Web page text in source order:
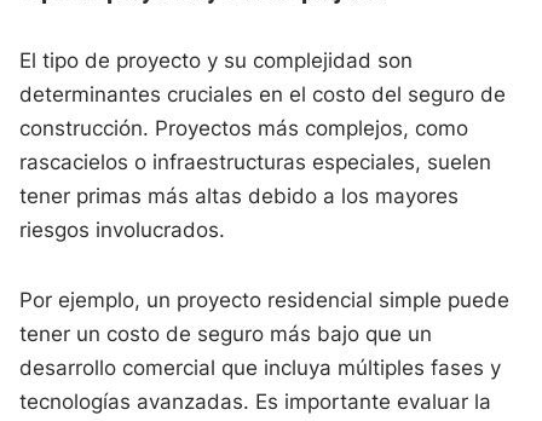
El tipo de proyecto y su complejidad son
determinantes cruciales en el costo del seguro de
construcción. Proyectos más complejos, como
rascacielos o infraestructuras especiales, suelen
tener primas más altas debido a los mayores
riesgos involucrados.
Por ejemplo, un proyecto residencial simple puede
tener un costo de seguro más bajo que un
desarrollo comercial que incluya múltiples fases y
tecnologías avanzadas. Es importante evaluar la